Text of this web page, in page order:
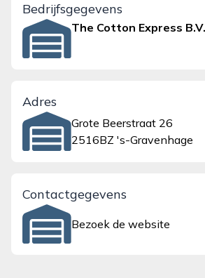
Bedrijfsgegevens
The Cotton Express B.V.
Adres
Grote Beerstraat 26
2516BZ 's-Gravenhage
Contactgegevens
Bezoek de website